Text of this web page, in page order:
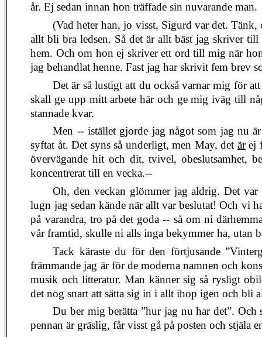
år. Ej sedan innan hon träffade sin nuvarande man.
(Vad heter han, jo visst, Sigurd var det.
allt bli bra ledsen. Så det är allt bäst jag skriver
hem. Och om hon ej skriver ett ord till mig när
jag behandlat henne. Fast jag har skrivit fem brev
Det är så lustigt att du också varnar mig för
skall ge upp mitt arbete här och ge mig iväg till
stannade kvar.
Men -- istället gjorde jag något som jag nu
syftat åt. Det syns så underligt, men May, det ärej
övervägande hit och dit, tvivel, obeslutsamhet,
koncentrerat till en vecka.--
Oh, den veckan glömmer jag aldrig. Det
lugn jag sedan kände när allt var beslutat! Och vi
på varandra, tro på det goda -- så om ni
vår framtid, skulle ni alls inga bekymmer ha, utan
Tack käraste du för den förtjusande
främmande jag är för de moderna namnen och
musik och litteratur. Man känner sig så rysligt
det nog snart att sätta sig in i allt ihop igen och bli
Du ber mig berätta ”hur jag nu har det”.
pennan är gräslig, får visst gå på posten och stjäla